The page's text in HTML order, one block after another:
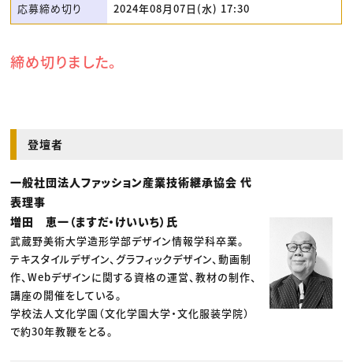
応募締め切り 2024年08月07日(水) 17:30
締め切りました。
登壇者
一般社団法人ファッション産業技術継承協会 代
表理事
増田 恵一（ますだ・けいいち）氏
武蔵野美術大学造形学部デザイン情報学科卒業。
テキスタイルデザイン、グラフィックデザイン、動画制
作、Webデザインに関する資格の運営、教材の制作、
講座の開催をしている。
学校法人文化学園（文化学園大学・文化服装学院）
で約30年教鞭をとる。